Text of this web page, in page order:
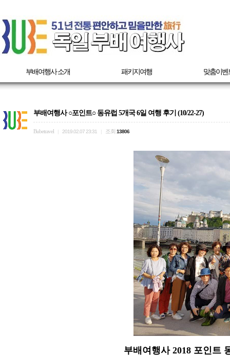
부배여행사 소개 패키지여행 맞춤이벤
부배여행사 ○포인트○ 동유럽 5개국 6일 여행 후기 (10/22-27)
Bubetravel 2019.02.07 23:31 조회 13806
부배여행사 2018 포인트